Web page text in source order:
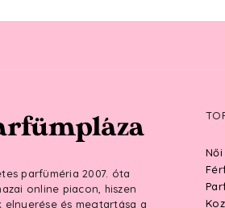
parfüméria 2007. óta
online piacon, hiszen
elnyerése és megtartása a